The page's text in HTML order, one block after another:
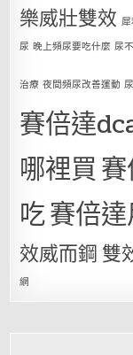
樂威壯雙效
尿 晚上頻尿要吃什麼 尿
治療 夜間頻尿改善運動
賽倍達
哪裡買
吃賽倍
效威而鋼 雙
網